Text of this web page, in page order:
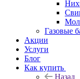
Газовые
Акции
Услуги
Блог
Как купить
Назад